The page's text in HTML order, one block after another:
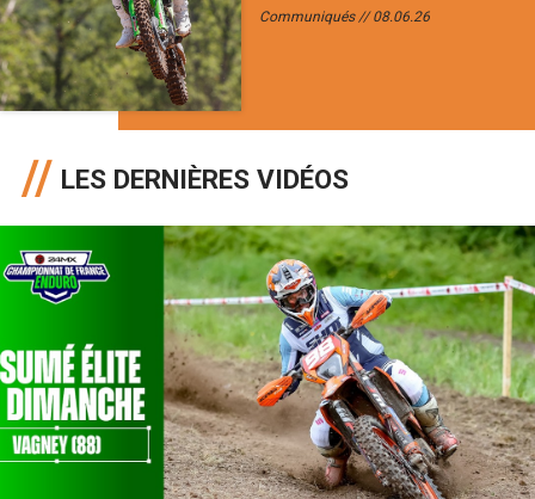
Communiqués 08.06.26
LES DERNIÈRES VIDÉOS